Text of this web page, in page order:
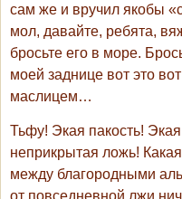
сам же и вручил якобы
мол, давайте, ребята,
бросьте его в море.
моей заднице вот это
маслицем…
Тьфу! Экая пакость! Экая
неприкрытая ложь!
между благородными
от повседневной лжи